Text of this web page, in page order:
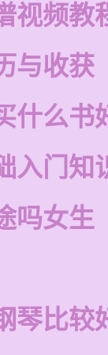
视频教
与收获
什么书
入门知
吗女生
琴比较